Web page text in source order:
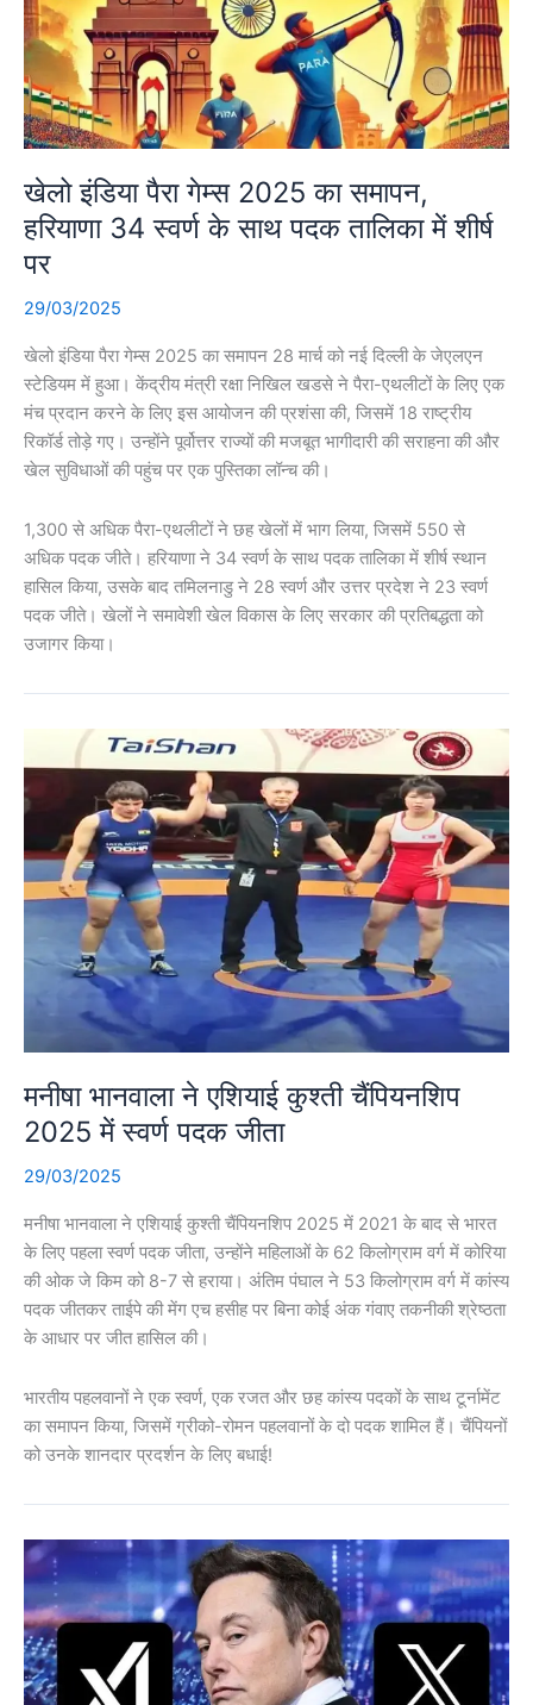
खेलो इंडिया पैरा गेम्स 2025 का समापन,
हरियाणा 34 स्वर्ण के साथ पदक तालिका में शीर्ष
पर
29/03/2025
खेलो इंडिया पैरा गेम्स 2025 का समापन 28 मार्च को नई दिल्ली के जेएलएन
स्टेडियम में हुआ। केंद्रीय मंत्री रक्षा निखिल खडसे ने पैरा-एथलीटों के लिए एक
मंच प्रदान करने के लिए इस आयोजन की प्रशंसा की, जिसमें 18 राष्ट्रीय
रिकॉर्ड तोड़े गए। उन्होंने पूर्वोत्तर राज्यों की मजबूत भागीदारी की सराहना की और
खेल सुविधाओं की पहुंच पर एक पुस्तिका लॉन्च की।
1,300 से अधिक पैरा-एथलीटों ने छह खेलों में भाग लिया, जिसमें 550 से
अधिक पदक जीते। हरियाणा ने 34 स्वर्ण के साथ पदक तालिका में शीर्ष स्थान
हासिल किया, उसके बाद तमिलनाडु ने 28 स्वर्ण और उत्तर प्रदेश ने 23 स्वर्ण
पदक जीते। खेलों ने समावेशी खेल विकास के लिए सरकार की प्रतिबद्धता को
उजागर किया।
मनीषा भानवाला ने एशियाई कुश्ती चैंपियनशिप
2025 में स्वर्ण पदक जीता
29/03/2025
मनीषा भानवाला ने एशियाई कुश्ती चैंपियनशिप 2025 में 2021 के बाद से भारत
के लिए पहला स्वर्ण पदक जीता, उन्होंने महिलाओं के 62 किलोग्राम वर्ग में कोरिया
की ओक जे किम को 8-7 से हराया। अंतिम पंघाल ने 53 किलोग्राम वर्ग में कांस्य
पदक जीतकर ताईपे की मेंग एच हसीह पर बिना कोई अंक गंवाए तकनीकी श्रेष्ठता
के आधार पर जीत हासिल की।
भारतीय पहलवानों ने एक स्वर्ण, एक रजत और छह कांस्य पदकों के साथ टूर्नामेंट
का समापन किया, जिसमें ग्रीको-रोमन पहलवानों के दो पदक शामिल हैं। चैंपियनों
को उनके शानदार प्रदर्शन के लिए बधाई!